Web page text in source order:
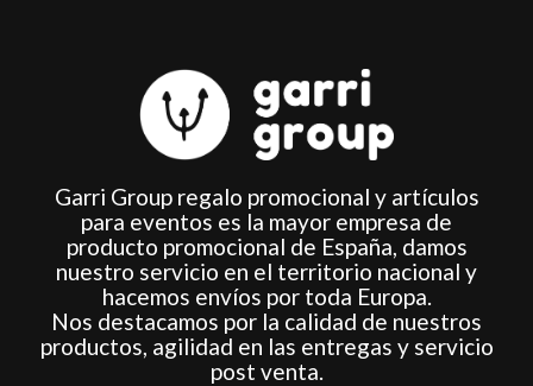
Garri Group regalo promocional y artículos
para eventos es la mayor empresa de
producto promocional de España, damos
nuestro servicio en el territorio nacional y
hacemos envíos por toda Europa.
Nos destacamos por la calidad de nuestros
productos, agilidad en las entregas y servicio
post venta.